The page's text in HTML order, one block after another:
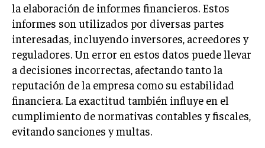
PLANIFICACIÓN EMPRESARIAL
FINANZAS
FINANZAS Y CONTABILIDAD
GESTIÓN DE RECURSOS FINANCIEROS
INVERSIONES Y MERCADOS FINANCIEROS
CONTABILIDAD EMPRESARIAL
la elaboración de informes financieros. Estos
informes son utilizados por diversas partes
interesadas, incluyendo inversores, acreedores y
reguladores. Un error en estos datos puede llevar
a decisiones incorrectas, afectando tanto la
reputación de la empresa como su estabilidad
financiera. La exactitud también influye en el
cumplimiento de normativas contables y fiscales,
evitando sanciones y multas.